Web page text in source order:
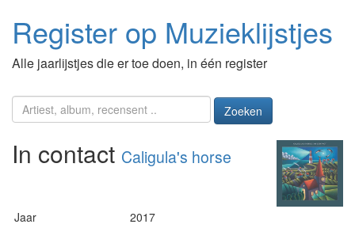
Register op Muzieklijstjes
Alle jaarlijstjes die er toe doen, in één register
Zoeken
In contact Caligula's horse
Jaar
2017